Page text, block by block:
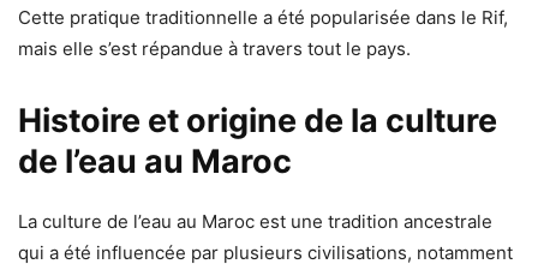
Cette pratique traditionnelle a été popularisée dans le Rif,
mais elle s’est répandue à travers tout le pays.
Histoire et origine de la culture
de l’eau au Maroc
La culture de l’eau au Maroc est une tradition ancestrale
qui a été influencée par plusieurs civilisations, notamment